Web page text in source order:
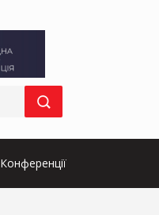
Конференції